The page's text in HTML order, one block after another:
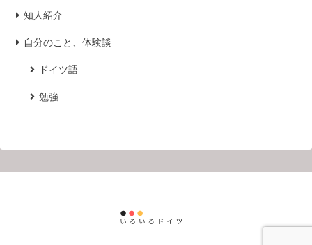
知人紹介
自分のこと、体験談
ドイツ語
勉強